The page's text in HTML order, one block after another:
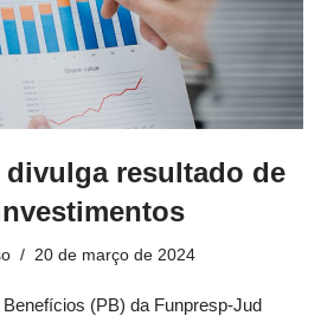
resultado de
20 de março de 2024
(PB) da Funpresp-Jud